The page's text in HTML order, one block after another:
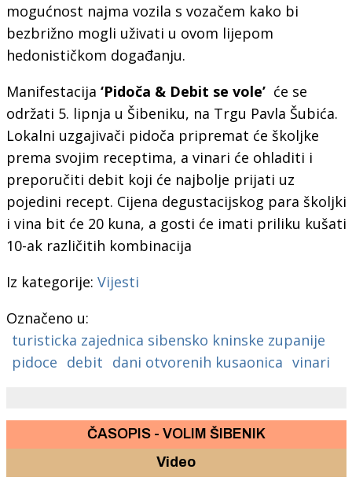
mogućnost najma vozila s vozačem kako bi
bezbrižno mogli uživati u ovom lijepom
hedonističkom događanju.
Manifestacija ‘Pidoča & Debit se vole’ će se
održati 5. lipnja u Šibeniku, na Trgu Pavla Šubića.
Lokalni uzgajivači pidoča pripremat će školjke
prema svojim receptima, a vinari će ohladiti i
preporučiti debit koji će najbolje prijati uz
pojedini recept. Cijena degustacijskog para školjki
i vina bit će 20 kuna, a gosti će imati priliku kušati
10-ak različitih kombinacija
Iz kategorije: Vijesti
Označeno u:
turisticka zajednica sibensko kninske zupanije
pidoce debit dani otvorenih kusaonica vinari
ČASOPIS - VOLIM ŠIBENIK
Video